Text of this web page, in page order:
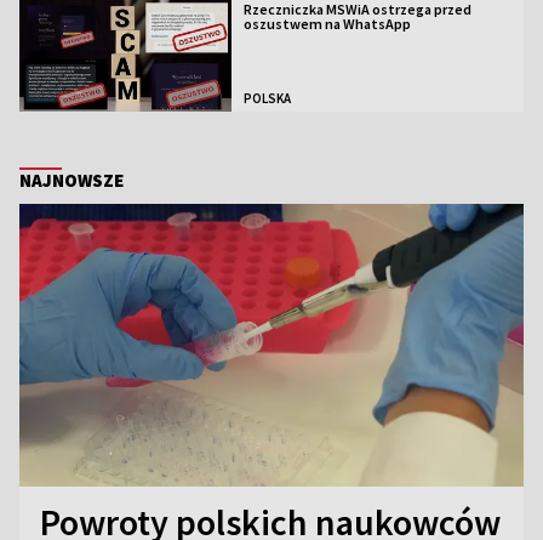
Rzeczniczka MSWiA ostrzega przed
oszustwem na WhatsApp
POLSKA
NAJNOWSZE
Powroty polskich naukowców